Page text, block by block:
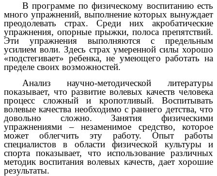
В программе по физическому воспитанию есть
много упражнений, выполнение которых вынуждает
преодолевать страх. Среди них акробатические
упражнения, опорные прыжки, полоса препятствий.
Эти упражнения выполняются с предельным
усилием воли. Здесь страх умеренной силы хорошо
«подстегивает» ребенка, не умеющего работать на
пределе своих возможностей.
Анализ научно-методической литературы
показывает, что развитие волевых качеств человека
процесс сложный и кропотливый. Воспитывать
волевые качества необходимо с раннего детства, что
довольно сложно. Занятия физическими
упражнениями – незаменимое средство, которое
может облегчить эту работу. Опыт работы
специалистов в области физической культуры и
спорта показывает, что использование различных
методик воспитания волевых качеств, дает хорошие
результаты.